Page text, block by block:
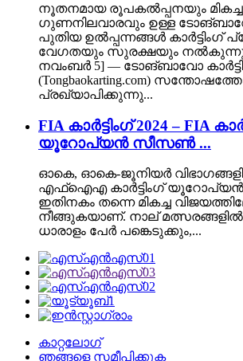
നൂതനമായ രൂപകൽപ്പനയും മികച്ച
ഗുണനിലവാരവും ഉള്ള ടോങ്‌ബാവോ
പുതിയ ഉൽപ്പന്നങ്ങൾ കാർട്ടിംഗ്
വേഗതയും സുരക്ഷയും
നവംബർ 5] — ടോങ്‌ബാവോ
(Tongbaokarting.com)
പ്രഖ്യാപിക്കുന്നു...
FIA കാർട്ടിംഗ് 2024 – FIA
യൂറോപ്യൻ സീസൺ ...
ഓകെ, ഓകെ-ജൂനിയർ
എഫ്‌ഐഎ കാർട്ടിംഗ് യൂറോപ്യൻ
ഇതിനകം തന്നെ മികച്ച
നീങ്ങുകയാണ്. നാല്
ധാരാളം പേർ പങ്കെടുക്കും,...
കാറ്റലോഗ്
ഞങ്ങളെ സമീപിക്കുക